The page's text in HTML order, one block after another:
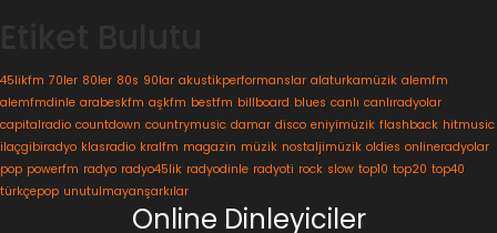
45likfm 70ler 80ler 80s 90lar akustikperformanslar alaturkamüzik alemfm
alemfmdinle arabeskfm aşkfm bestfm billboard blues canlı canlıradyolar
capitalradio countdown countrymusic damar disco eniyimüzik flashback hitmusic
ilaçgibiradyo klasradio kralfm magazin müzik nostaljimüzik oldies onlineradyolar
pop powerfm radyo radyo45lik radyodinle radyoti rock slow top10 top20 top40
türkçepop unutulmayanşarkılar
Online Dinleyiciler